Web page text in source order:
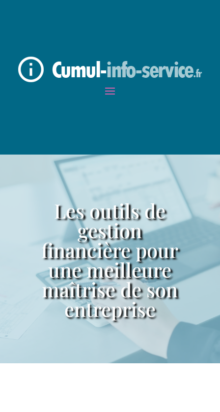
Les outils de
gestion
financière pour
une meilleure
maîtrise de son
entreprise